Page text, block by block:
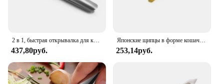
2 в 1, быстрая открывалка для каштанов из нержавеющей стали, плоскогубцы для грецких орехов, зажим для резки, открывалка для орехов, шелушитель, кухонные инструменты, крекеры для орехов
437,80руб.
Японские щипцы в форме кошачьей лапы, щипцы для еды с милым рисунком из мультфильма, быстрое устройство для выпечки сэндвичей, кухонные приспособления
253,14руб.